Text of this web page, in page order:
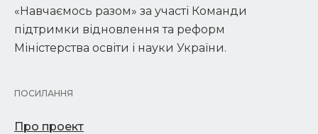
«Навчаємось разом» за участі Команди
підтримки відновлення та реформ
Міністерства освіти і науки України.
ПОСИЛАННЯ
Про проект